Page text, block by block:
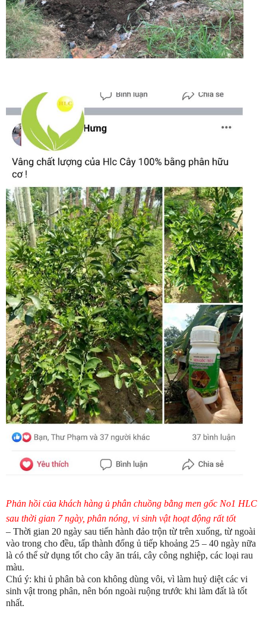
Phản hồi của khách hàng ủ phân chuồng bằng men gốc No1 HLC
sau thời gian 7 ngày, phân nóng, vi sinh vật hoạt động rất tốt
– Thời gian 20 ngày sau tiến hành đảo trộn từ trên xuống, từ ngoài
vào trong cho đều, tấp thành đống ủ tiếp khoảng 25 – 40 ngày nữa
là có thể sử dụng tốt cho cây ăn trái, cây công nghiệp, các loại rau
màu.
Chú ý: khi ủ phân bà con không dùng vôi, vì làm huỷ diệt các vi
sinh vật trong phân, nên bón ngoài ruộng trước khi làm đất là tốt
nhất.